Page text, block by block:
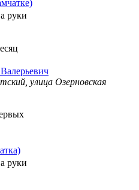
руки
улица Озерновская
руки